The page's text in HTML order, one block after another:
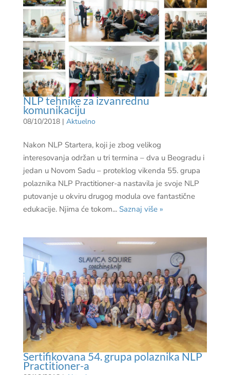
NLP tehnike za izvanrednu
komunikaciju
08/10/2018| Aktuelno
Nakon NLP Startera, koji je zbog velikog
interesovanja održan u tri termina – dva u Beogradu i
jedan u Novom Sadu – proteklog vikenda 55. grupa
polaznika NLP Practitioner-a nastavila je svoje NLP
putovanje u okviru drugog modula ove fantastične
edukacije. Njima će tokom... Saznaj više »
Sertifikovana 54. grupa polaznika NLP
Practitioner-a